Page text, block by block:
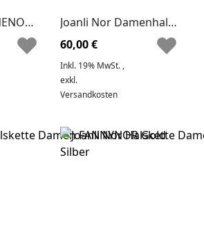
Joanli Nor DRINENOR Damen Halskette Gold
Joanli Nor Damenhalskette ESTELNOR Vergoldet Zwillinge
60,00 €
Inkl. 19% MwSt. ,
exkl.
Versandkosten